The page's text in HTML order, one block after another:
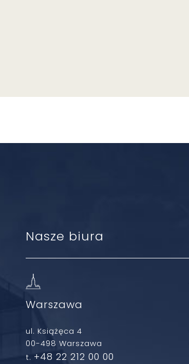
Nasze biura
Warszawa
ul. Książęca 4
00-498 Warszawa
t. +48 22 212 00 00